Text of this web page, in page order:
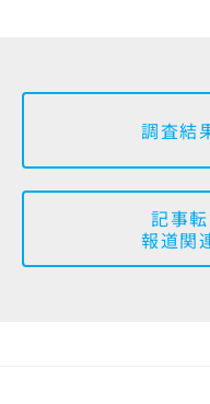
調査結
記事
報道関